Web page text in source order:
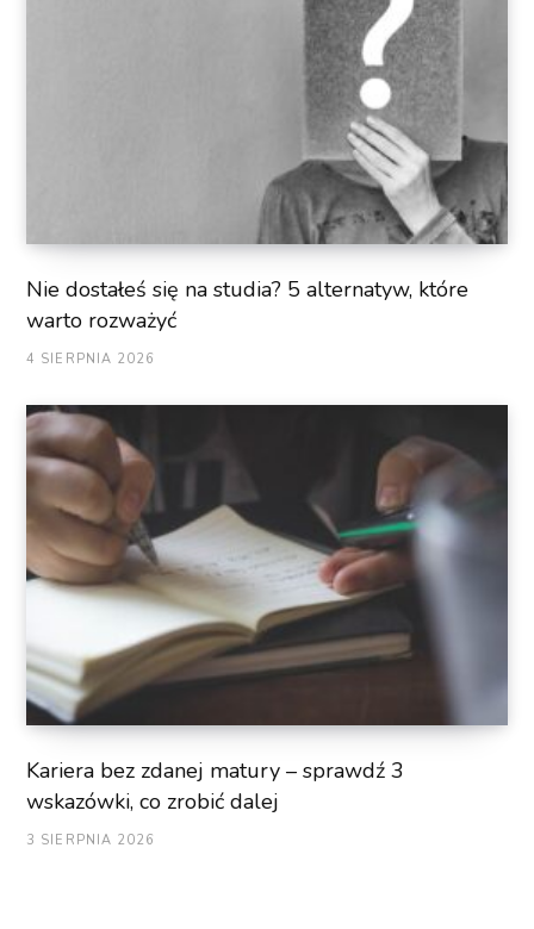
Nie dostałeś się na studia? 5 alternatyw, które
warto rozważyć
4 SIERPNIA 2026
Kariera bez zdanej matury – sprawdź 3
wskazówki, co zrobić dalej
3 SIERPNIA 2026